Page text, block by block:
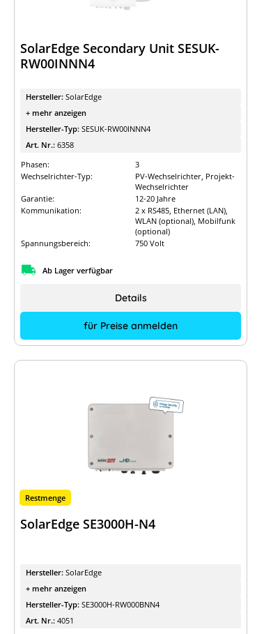
SolarEdge Secondary Unit SESUK-
RW00INNN4
Hersteller: SolarEdge
+ mehr anzeigen
Hersteller-Typ: SESUK-RW00INNN4
Art. Nr.: 6358
Phasen:
3
Wechselrichter-Typ:
PV-Wechselrichter, Projekt-
Wechselrichter
Garantie:
12-20 Jahre
Kommunikation:
2 x RS485, Ethernet (LAN),
WLAN (optional), Mobilfunk
(optional)
Spannungsbereich:
750 Volt
Ab Lager verfügbar
für Preise anmelden
Details
Restmenge
SolarEdge SE3000H-N4
Hersteller: SolarEdge
+ mehr anzeigen
Hersteller-Typ: SE3000H-RW000BNN4
Art. Nr.: 4051